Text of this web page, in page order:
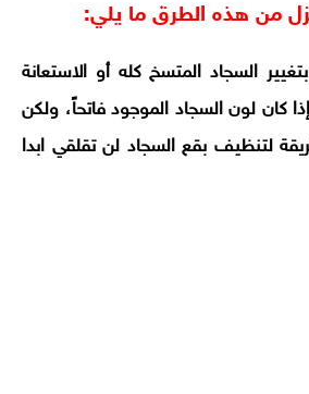
من هذه الطرق ما يلي:
السجاد المتسخ كله أو الاستعانة
كان لون السجاد الموجود فاتحاً، ولكن
لتنظيف بقع السجاد لن تقلقي ابدا